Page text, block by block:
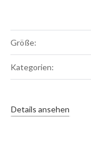
Größe:
Kategorien:
Details ansehen